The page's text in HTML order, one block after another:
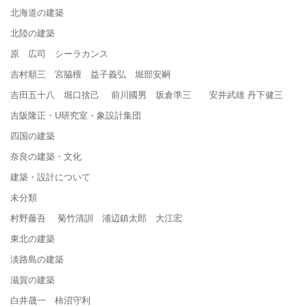
北海道の建築
北陸の建築
原 広司 シーラカンス
吉村順三 宮脇檀 益子義弘 堀部安嗣
吉田五十八 堀口捨己 前川國男 坂倉準三 安井武雄 丹下健三
吉阪隆正・U研究室・象設計集団
四国の建築
奈良の建築・文化
建築・設計について
未分類
村野藤吾 菊竹清訓 浦辺鎮太郎 大江宏
東北の建築
淡路島の建築
滋賀の建築
白井晟一 柿沼守利